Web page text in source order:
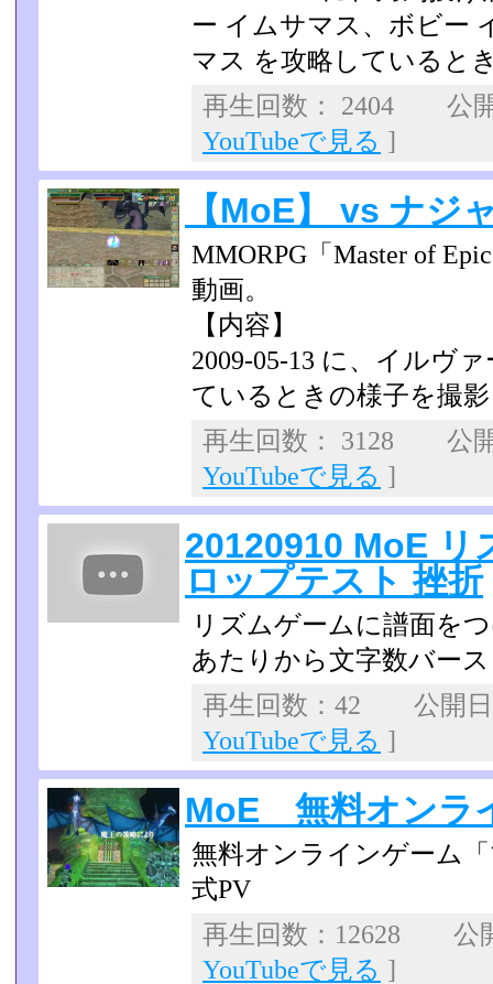
ー イムサマス、ボビー
マス を攻略していると
再生回数： 2404 公
YouTubeで見る ]
【MoE】 vs ナジ
MMORPG「Master of
動画。
【内容】
2009-05-13 に、イルヴ
ているときの様子を撮
再生回数： 3128 公
YouTubeで見る ]
20120910 MoE リ
ロップテスト 挫折
リズムゲームに譜面を
あたりから文字数バー
再生回数：42 公開
YouTubeで見る ]
MoE 無料オンラ
無料オンラインゲーム
式PV
再生回数：12628
YouTubeで見る ]